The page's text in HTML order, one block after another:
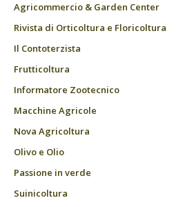
Agricommercio & Garden Center
Rivista di Orticoltura e Floricoltura
Il Contoterzista
Frutticoltura
Informatore Zootecnico
Macchine Agricole
Nova Agricoltura
Olivo e Olio
Passione in verde
Suinicoltura